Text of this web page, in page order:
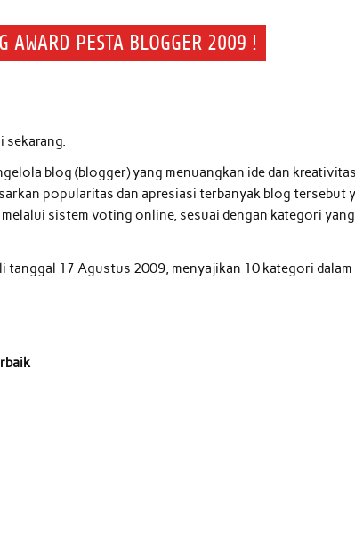
PESTA BLOGGER 2009 !
sekarang.
blog (blogger) yang menuangkan ide dan
popularitas dan apresiasi terbanyak blog tersebut
sistem voting online, sesuai dengan kategori
tanggal 17 Agustus 2009, menyajikan 10 kategori dalam